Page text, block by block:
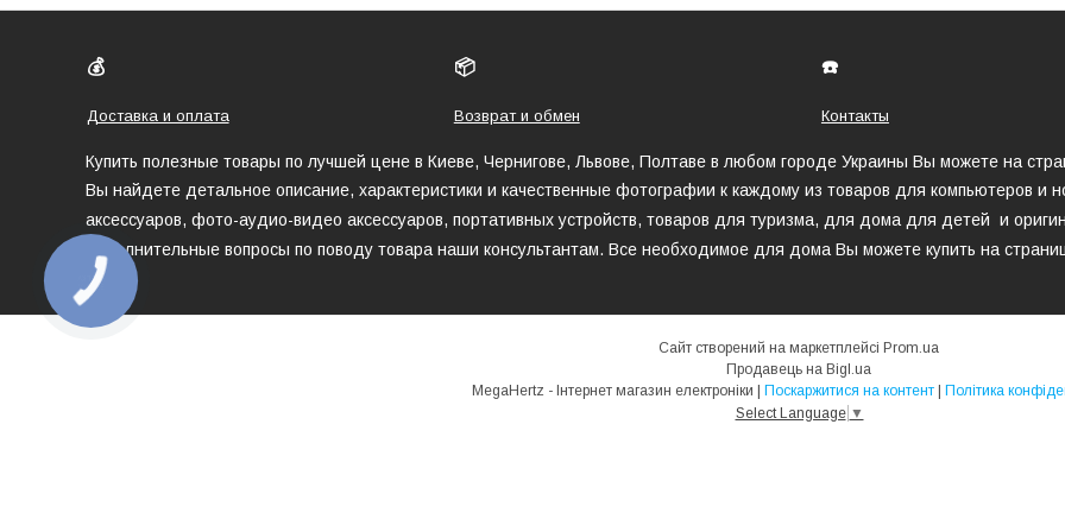
💰
Доставка и оплата
📦
Возврат и обмен
☎️
Контакты
Купить полезные товары по лучшей цене в Киеве, Чернигове, Львове, Полтаве в любом городе Украины Вы можете на
Вы найдете детальное описание, характеристики и качественные фотографии к каждому из товаров для компьютеров и
аксессуаров, фото-аудио-видео аксессуаров, портативных устройств, товаров для туризма, для дома для детей и
дополнительные вопросы по поводу товара наши консультантам. Все необходимое для дома Вы можете купить на
Сайт створений на маркетплейсі Prom.ua
Продавець на Bigl.ua
Поскаржитися на контент
Політика
Select Language ▼